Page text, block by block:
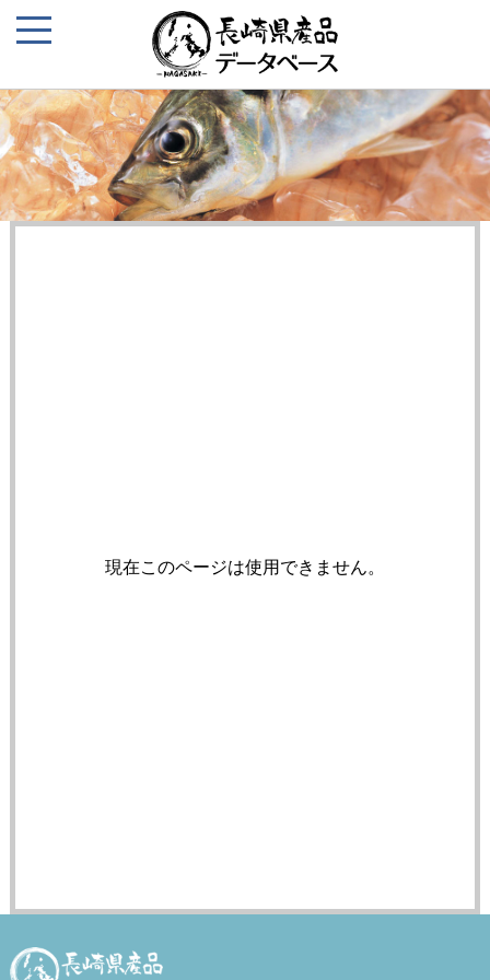
現在このページは使用できません。